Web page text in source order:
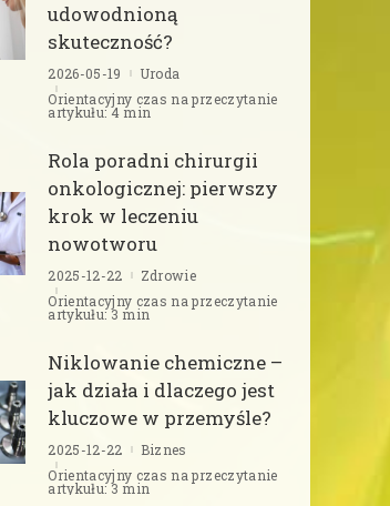
udowodnioną
skuteczność?
2026-05-19
Uroda
Orientacyjny czas na przeczytanie
artykułu: 4 min
Rola poradni chirurgii
onkologicznej: pierwszy
krok w leczeniu
nowotworu
2025-12-22
Zdrowie
Orientacyjny czas na przeczytanie
artykułu: 3 min
Niklowanie chemiczne –
jak działa i dlaczego jest
kluczowe w przemyśle?
2025-12-22
Biznes
Orientacyjny czas na przeczytanie
artykułu: 3 min